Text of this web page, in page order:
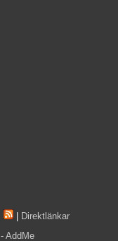
Direktlänkar
AddMe